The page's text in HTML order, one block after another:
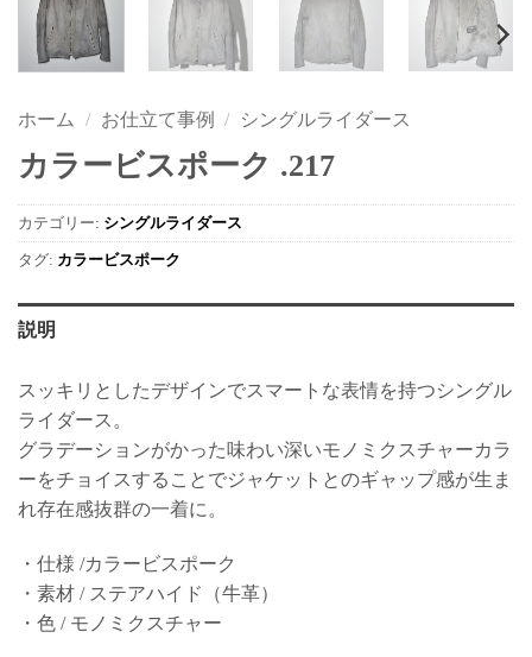
ホーム / お仕立て事例 / シングルライダース
カラービスポーク .217
カテゴリー: シングルライダース
タグ: カラービスポーク
説明
スッキリとしたデザインでスマートな表情を持つシングル
ライダース。
グラデーションがかった味わい深いモノミクスチャーカラ
ーをチョイスすることでジャケットとのギャップ感が生ま
れ存在感抜群の一着に。
・仕様 /カラービスポーク
・素材 / ステアハイド（牛革）
・色 / モノミクスチャー